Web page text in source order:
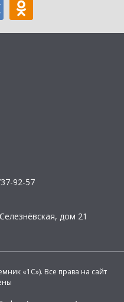
92-57
дом 21
«1С»). Все права на сайт